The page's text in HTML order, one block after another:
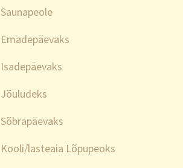
Saunapeole
Emadepäevaks
Isadepäevaks
Jõuludeks
Sõbrapäevaks
Kooli/lasteaia Lõpupeoks